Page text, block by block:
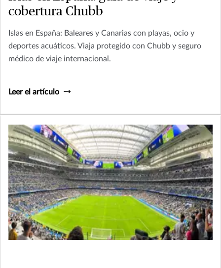
cobertura Chubb
Islas en España: Baleares y Canarias con playas, ocio y
deportes acuáticos. Viaja protegido con Chubb y seguro
médico de viaje internacional.
Leer el artículo